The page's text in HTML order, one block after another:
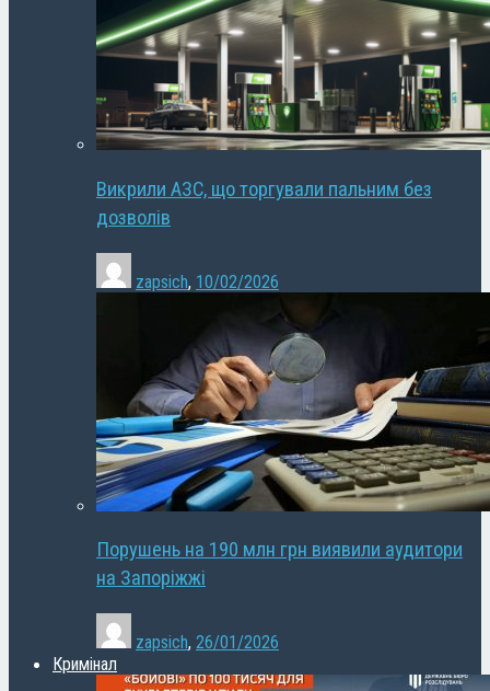
Викрили АЗС, що торгували пальним без
дозволів
zapsich, 10/02/2026
Порушень на 190 млн грн виявили аудитори
на Запоріжжі
zapsich, 26/01/2026
Кримінал